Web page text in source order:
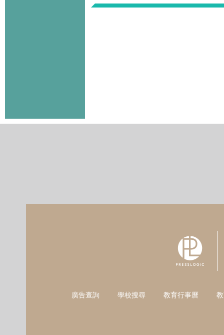
廣告查詢 學校搜尋 教育行事曆